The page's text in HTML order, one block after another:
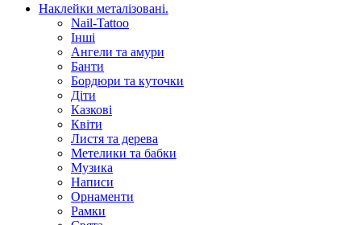
Наклейки металізовані.
Nail-Tattoo
Інші
Ангели та амури
Банти
Бордюри та куточки
Діти
Казкові
Квіти
Листя та дерева
Метелики та бабки
Музика
Написи
Орнаменти
Рамки